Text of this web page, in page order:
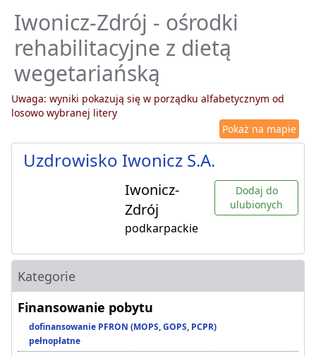
Iwonicz-Zdrój - ośrodki
rehabilitacyjne z dietą
wegetariańską
Uwaga: wyniki pokazują się w porządku alfabetycznym od
losowo wybranej litery
Pokaż na mapie
Uzdrowisko Iwonicz S.A.
Iwonicz-
Zdrój
podkarpackie
Dodaj do
ulubionych
Kategorie
Finansowanie pobytu
dofinansowanie PFRON (MOPS, GOPS, PCPR)
pełnopłatne